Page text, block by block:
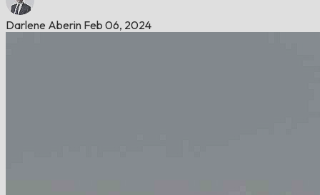
Darlene Aberin Feb 06, 2024